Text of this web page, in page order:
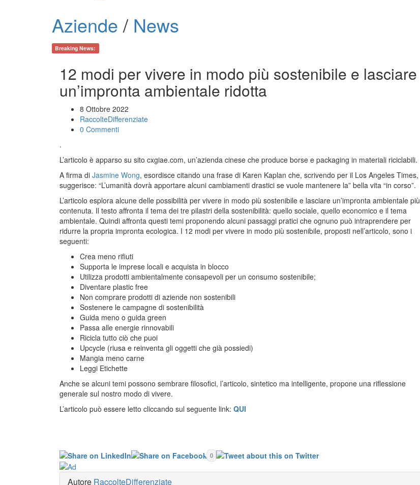
Aziende / News
Breaking News:
12 modi per vivere in modo più sostenibile e lasciare
un’impronta ambientale ridotta
8 Ottobre 2022
RaccolteDifferenziate
0 Commenti
.
L’articolo è apparso su sito cxgiae.com, un’azienda cinese che produce borse e packaging in materiali riciclabili.
A firma di Jasmine Wong, esordisce citando una frase di Karen Kaplan che, scrivendo per il Los Angeles Times,
suggerisce: “L’umanità dovrà apportare alcuni cambiamenti drastici se vuole mantenere la” bella vita “in corso”.
L’articolo esplora alcune delle possibilità per vivere in modo più sostenibile e lasciare un’impronta ambientale più
contenuta. Il testo affronta il tema dei tre pilastri della sostenibilità: quello sociale, quello economico e il tema
ambientale. Quindi affronta questi temi proponendo alcuni passaggi pratici che ognuno può intraprendere per
ridurre la propria impronta ecologica. I 12 modi per vivere in modo più sostenibile, proposti nell’articolo, sono i
seguenti:
Crea meno rifiuti
Supporta le imprese locali e acquista in blocco
Utilizza prodotti ambientalmente consapevoli per un consumo sostenibile;
Diventare plastic free
Non comprare prodotti di aziende non sostenibili
Sostenere le campagne di sostenibilità
Guida meno o guida green
Passa alle energie rinnovabili
Ricicla tutto ciò che puoi
Upcycle (riusa e reinventa gli oggetti che già possiedi)
Mangia meno carne
Leggi Etichette
Anche se alcuni temi possono sembrare filosofici, l’articolo, sintetico ma intelligente, propone una riflessione
generale sul nostro modo di vivere.
L’articolo può essere letto cliccando sul seguente link: QUI
0
Autore RaccolteDifferenziate